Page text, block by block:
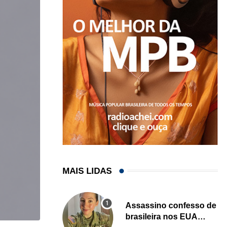
MAIS LIDAS
Assassino confesso de
brasileira nos EUA